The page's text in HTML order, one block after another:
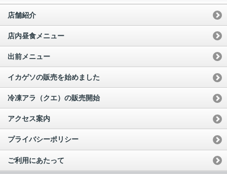
店舗紹介
店内昼食メニュー
出前メニュー
イカゲソの販売を始めました
冷凍アラ（クエ）の販売開始
アクセス案内
プライバシーポリシー
ご利用にあたって